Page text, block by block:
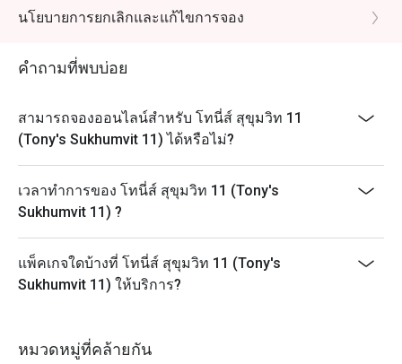
・การจองผ่านแอปหรือเว็บไซต์ Eatigo เป็นวิธีที่ชาญฉลาด
handmade pastas to high-quality meat dishes and
Q: What are the key menu highlights? A: Must-try items
include the Truffle Pizza, Spaghetti and Meatballs,
known for its unique and theatrical presentation.
Q: What is the dress code? A: The dress code is casual
and relaxed, making it suitable for family meals,
friendly get-togethers, or a quick, high-quality meal
during your city tour.
Q: How do I get to Tony’s Sukhumvit 11? A: The
restaurant is conveniently located at HYDE Sukhumvit
11 (Level G). It is just a short walk from BTS Nana and
นโยบายการยกเลิกและแก้ไขการจอง
คำถามที่พบบ่อย
สามารถจองออนไลน์สำหรับ โทนี่ส์ สุขุมวิท 11
(Tony's Sukhumvit 11) ได้หรือไม่?
เวลาทำการของ โทนี่ส์ สุขุมวิท 11 (Tony's
Sukhumvit 11) ?
แพ็คเกจใดบ้างที่ โทนี่ส์ สุขุมวิท 11 (Tony's
Sukhumvit 11) ให้บริการ?
หมวดหมู่ที่คล้ายกัน